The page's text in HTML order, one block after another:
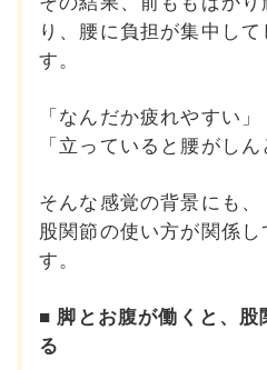
り、 腰に負担が集中して
す。
「なんだか疲れやすい」
「立っていると腰がしん
そんな感覚の背景にも、
股関節の使い方が関係
す。
■ 脚とお腹が働くと、股
る